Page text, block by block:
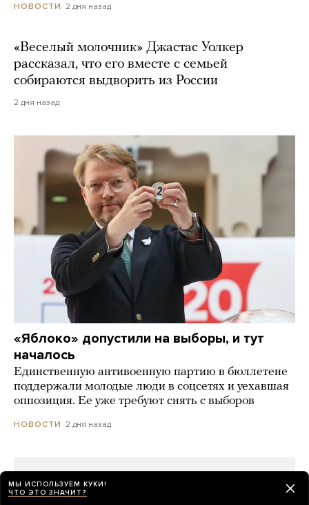
НОВОСТИ 2 дня назад
«Веселый молочник» Джастас Уолкер
рассказал, что его вместе с семьей
собираются выдворить из России
2 дня назад
«Яблоко» допустили на выборы, и тут
началось
Единственную антивоенную партию в бюллетене
поддержали молодые люди в соцсетях и уехавшая
оппозиция. Ее уже требуют снять с выборов
НОВОСТИ 2 дня назад
МЫ ИСПОЛЬЗУЕМ КУКИ!
ЧТО ЭТО ЗНАЧИТ?